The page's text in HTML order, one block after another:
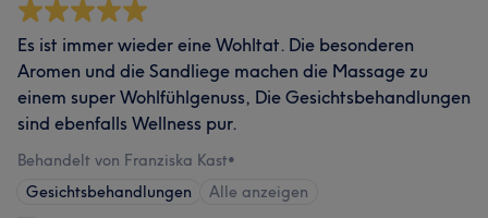
Es ist immer wieder eine Wohltat. Die besonderen
Aromen und die Sandliege machen die Massage zu
einem super Wohlfühlgenuss, Die Gesichtsbehandlungen
sind ebenfalls Wellness pur.
Behandelt von Franziska Kast•
Gesichtsbehandlungen
Alle anzeigen